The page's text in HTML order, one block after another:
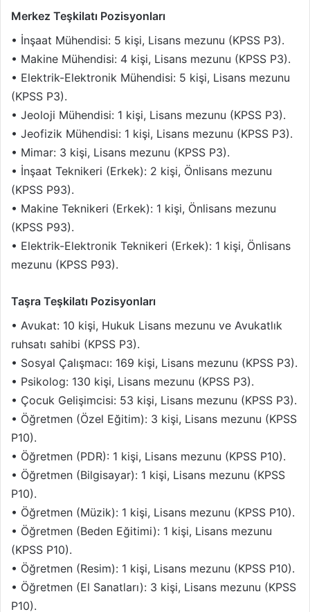
Merkez Teşkilatı Pozisyonları
• İnşaat Mühendisi: 5 kişi, Lisans mezunu (KPSS P3).
• Makine Mühendisi: 4 kişi, Lisans mezunu (KPSS P3).
• Elektrik-Elektronik Mühendisi: 5 kişi, Lisans mezunu
(KPSS P3).
• Jeoloji Mühendisi: 1 kişi, Lisans mezunu (KPSS P3).
• Jeofizik Mühendisi: 1 kişi, Lisans mezunu (KPSS P3).
• Mimar: 3 kişi, Lisans mezunu (KPSS P3).
• İnşaat Teknikeri (Erkek): 2 kişi, Önlisans mezunu
(KPSS P93).
• Makine Teknikeri (Erkek): 1 kişi, Önlisans mezunu
(KPSS P93).
• Elektrik-Elektronik Teknikeri (Erkek): 1 kişi, Önlisans
mezunu (KPSS P93).
Taşra Teşkilatı Pozisyonları
• Avukat: 10 kişi, Hukuk Lisans mezunu ve Avukatlık
ruhsatı sahibi (KPSS P3).
• Sosyal Çalışmacı: 169 kişi, Lisans mezunu (KPSS P3).
• Psikolog: 130 kişi, Lisans mezunu (KPSS P3).
• Çocuk Gelişimcisi: 53 kişi, Lisans mezunu (KPSS P3).
• Öğretmen (Özel Eğitim): 3 kişi, Lisans mezunu (KPSS
P10).
• Öğretmen (PDR): 1 kişi, Lisans mezunu (KPSS P10).
• Öğretmen (Bilgisayar): 1 kişi, Lisans mezunu (KPSS
P10).
• Öğretmen (Müzik): 1 kişi, Lisans mezunu (KPSS P10).
• Öğretmen (Beden Eğitimi): 1 kişi, Lisans mezunu
(KPSS P10).
• Öğretmen (Resim): 1 kişi, Lisans mezunu (KPSS P10).
• Öğretmen (El Sanatları): 3 kişi, Lisans mezunu (KPSS
P10).